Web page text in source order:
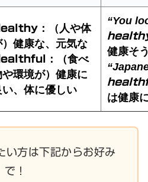
：（人や体
）健康な、元気な
：（食べ
や環境が）健康に
い、体に優しい
“You
健康そ
は健康
い方は下記からお好み
で！